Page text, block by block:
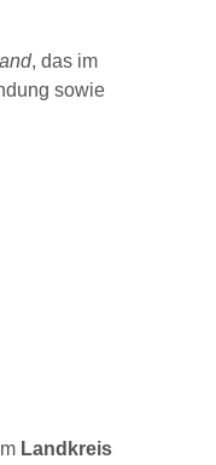
, das im
sowie
Landkreis